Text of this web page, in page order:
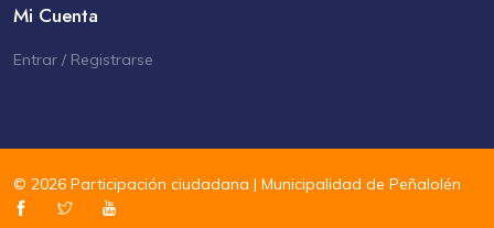
Mi Cuenta
Entrar / Registrarse
© 2026 Participación ciudadana | Municipalidad de Peñalolén